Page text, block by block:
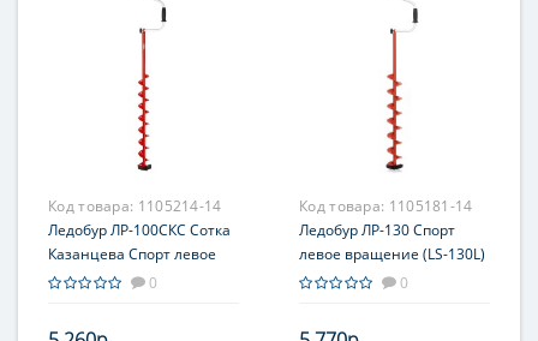
Код товара: 1105214-14
Ледобур ЛР-100СКС Сотка
Казанцева Спорт левое
вращение (LS-100L1.KS)
0
Код товара: 1105181-14
Ледобур ЛР-130 Спорт
левое вращение (LS-130L)
Тонар
0